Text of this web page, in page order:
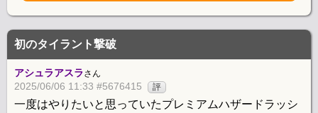
初のタイラント撃破
アシュラアスラさん
2025/06/06 11:33 #5676415 評
一度はやりたいと思っていたプレミアムハザードラッシ